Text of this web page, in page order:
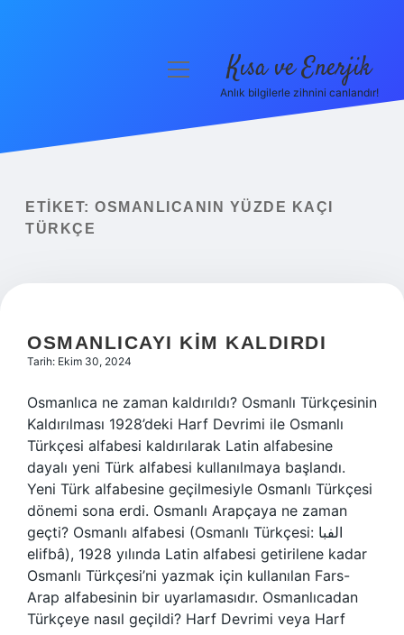
Yasal Uyarı
menüyü
Kısa ve Enerjik
Anlık bilgilerle zihnini canlandır!
ETIKET: OSMANLICANIN YÜZDE KAÇI
TÜRKÇE
OSMANLICAYI KIM KALDIRDI
Tarih: Ekim 30, 2024
Osmanlıca ne zaman kaldırıldı? Osmanlı Türkçesinin
Kaldırılması 1928’deki Harf Devrimi ile Osmanlı
Türkçesi alfabesi kaldırılarak Latin alfabesine
dayalı yeni Türk alfabesi kullanılmaya başlandı.
Yeni Türk alfabesine geçilmesiyle Osmanlı Türkçesi
dönemi sona erdi. Osmanlı Arapçaya ne zaman
geçti? Osmanlı alfabesi (Osmanlı Türkçesi: الفبا
elifbâ), 1928 yılında Latin alfabesi getirilene kadar
Osmanlı Türkçesi’ni yazmak için kullanılan Fars-
Arap alfabesinin bir uyarlamasıdır. Osmanlıcadan
Türkçeye nasıl geçildi? Harf Devrimi veya Harf